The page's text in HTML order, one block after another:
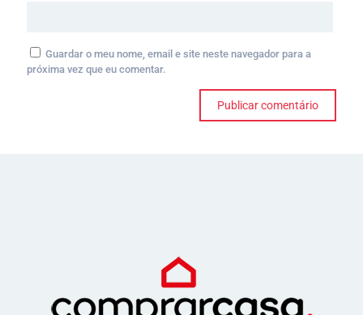
Guardar o meu nome, email e site neste navegador para a
próxima vez que eu comentar.